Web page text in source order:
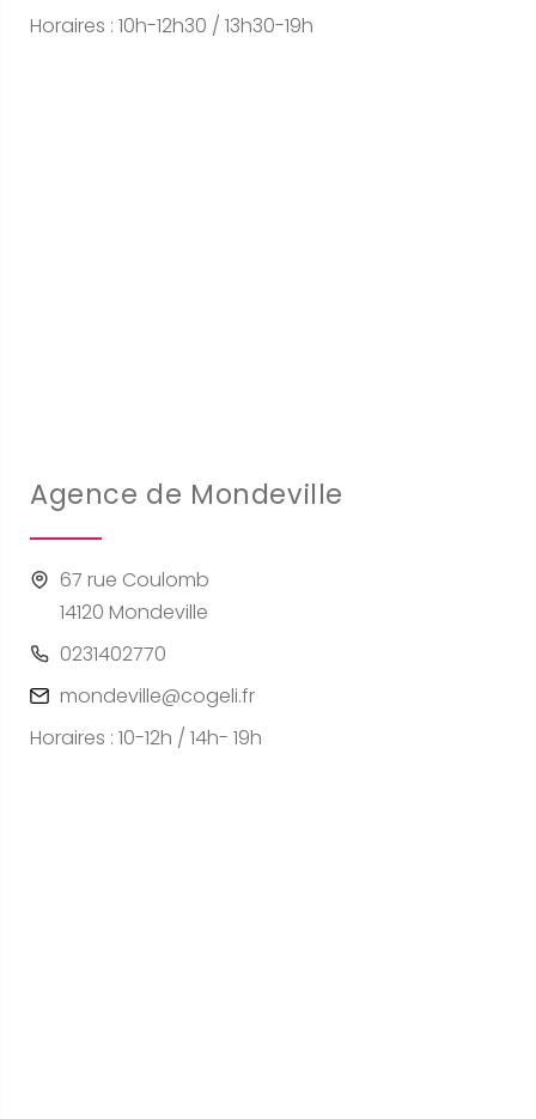
Horaires : 10h-12h30 / 13h30-19h
Agence de Mondeville
67 rue Coulomb
14120 Mondeville
0231402770
mondeville@cogeli.fr
Horaires : 10-12h / 14h- 19h